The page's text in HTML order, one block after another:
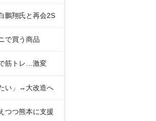
鵬翔氏と再会2S
で買う商品
筋トレ…激変
い」→大改造へ
つつ熊本に支援